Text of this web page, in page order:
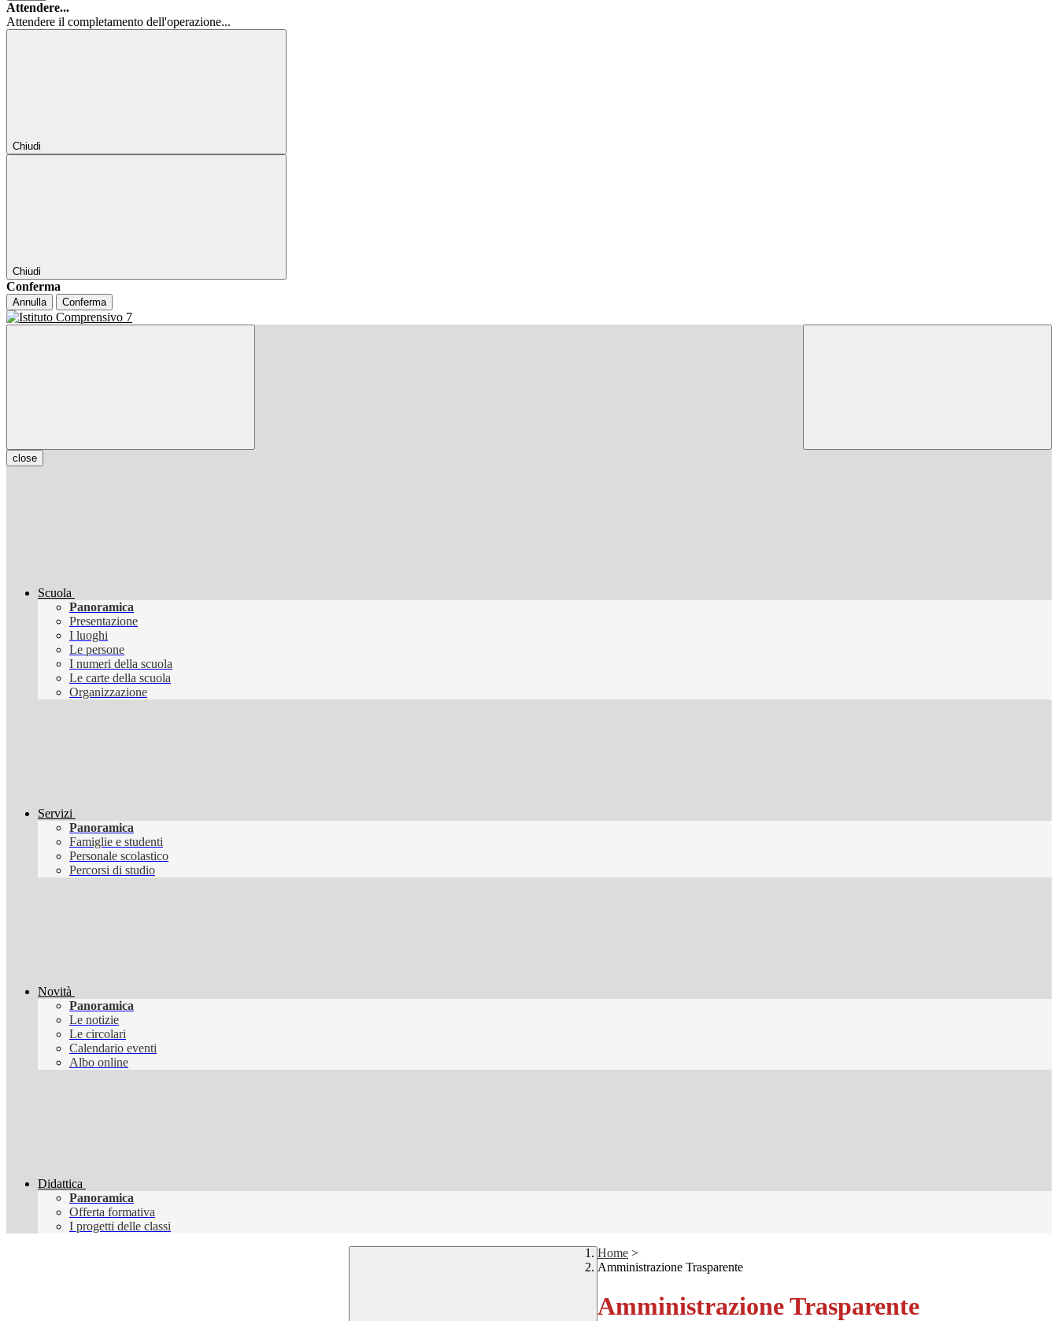
Attendere...
Attendere il completamento dell'operazione...
Chiudi
Chiudi
Conferma
Annulla Conferma
close
Scuola
Panoramica
Presentazione
I luoghi
Le persone
I numeri della scuola
Le carte della scuola
Organizzazione
Servizi
Panoramica
Famiglie e studenti
Personale scolastico
Percorsi di studio
Novità
Panoramica
Le notizie
Le circolari
Calendario eventi
Albo online
Didattica
Panoramica
Offerta formativa
I progetti delle classi
Home >
Amministrazione Trasparente
Amministrazione Trasparente